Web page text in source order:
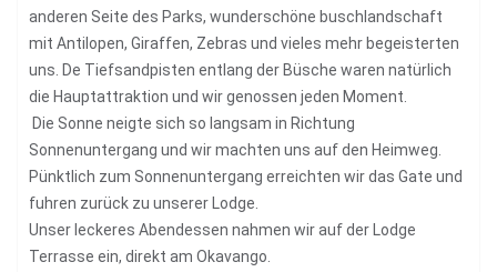
anderen Seite des Parks, wunderschöne buschlandschaft
mit Antilopen, Giraffen, Zebras und vieles mehr begeisterten
uns. De Tiefsandpisten entlang der Büsche waren natürlich
die Hauptattraktion und wir genossen jeden Moment.
Die Sonne neigte sich so langsam in Richtung
Sonnenuntergang und wir machten uns auf den Heimweg.
Pünktlich zum Sonnenuntergang erreichten wir das Gate und
fuhren zurück zu unserer Lodge.
Unser leckeres Abendessen nahmen wir auf der Lodge
Terrasse ein, direkt am Okavango.